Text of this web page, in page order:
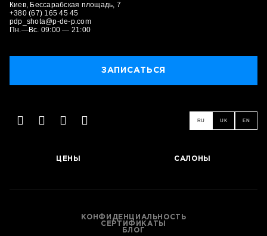
Киев, Бессарабская площадь, 7
+380 (67) 165 45 45
pdp_shota@p-de-p.com
Пн.—Вс. 09:00 — 21:00
ЗАПИСАТЬСЯ
RU UK EN
ЦЕНЫ САЛОНЫ
КОНФИДЕНЦИАЛЬНОСТЬ
СЕРТИФИКАТЫ
БЛОГ